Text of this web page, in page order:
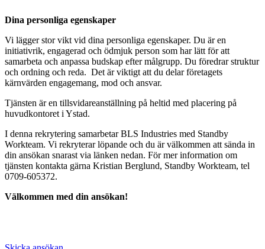
Dina personliga egenskaper
Vi lägger stor vikt vid dina personliga egenskaper. Du är en
initiativrik, engagerad och ödmjuk person som har lätt för att
samarbeta och anpassa budskap efter målgrupp. Du föredrar struktur
och ordning och reda. Det är viktigt att du delar företagets
kärnvärden engagemang, mod och ansvar.
Tjänsten är en tillsvidareanställning på heltid med placering på
huvudkontoret i Ystad.
I denna rekrytering samarbetar BLS Industries med Standby
Workteam. Vi rekryterar löpande och du är välkommen att sända in
din ansökan snarast via länken nedan. För mer information om
tjänsten kontakta gärna Kristian Berglund, Standby Workteam, tel
0709-605372.
Välkommen med din ansökan!